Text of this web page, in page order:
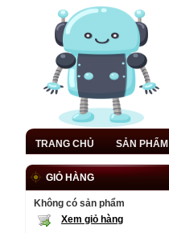
TRANG CHỦ SẢN PHẨM
GIỎ HÀNG
Không có sản phẩm
Xem giỏ hàng